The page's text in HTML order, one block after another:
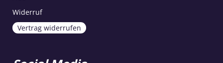
Widerruf
Vertrag widerrufen